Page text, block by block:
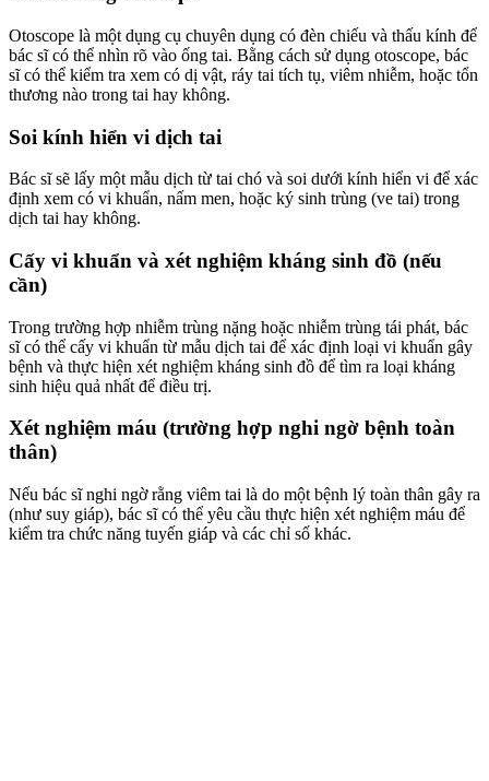
Otoscope là một dụng cụ chuyên dụng có đèn chiếu và thấu kính để
bác sĩ có thể nhìn rõ vào ống tai. Bằng cách sử dụng otoscope, bác
sĩ có thể kiểm tra xem có dị vật, ráy tai tích tụ, viêm nhiễm, hoặc tổn
thương nào trong tai hay không.
Soi kính hiển vi dịch tai
Bác sĩ sẽ lấy một mẫu dịch từ tai chó và soi dưới kính hiển vi để xác
định xem có vi khuẩn, nấm men, hoặc ký sinh trùng (ve tai) trong
dịch tai hay không.
Cấy vi khuẩn và xét nghiệm kháng sinh đồ (nếu
cần)
Trong trường hợp nhiễm trùng nặng hoặc nhiễm trùng tái phát, bác
sĩ có thể cấy vi khuẩn từ mẫu dịch tai để xác định loại vi khuẩn gây
bệnh và thực hiện xét nghiệm kháng sinh đồ để tìm ra loại kháng
sinh hiệu quả nhất để điều trị.
Xét nghiệm máu (trường hợp nghi ngờ bệnh toàn
thân)
Nếu bác sĩ nghi ngờ rằng viêm tai là do một bệnh lý toàn thân gây ra
(như suy giáp), bác sĩ có thể yêu cầu thực hiện xét nghiệm máu để
kiểm tra chức năng tuyến giáp và các chỉ số khác.